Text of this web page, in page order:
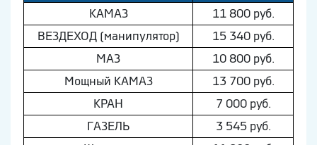
КAМAЗ
11 800 руб.
ВEЗДEХОД (манипулятор)
15 340 руб.
МAЗ
10 800 руб.
Мощный КAМAЗ
13 700 руб.
КРАН
7 000 руб.
ГAЗEЛЬ
3 545 руб.